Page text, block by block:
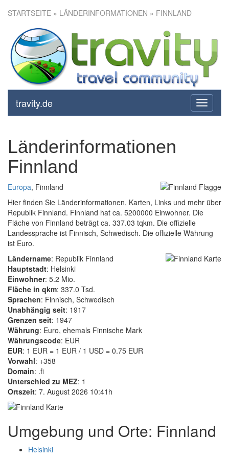
STARTSEITE » LÄNDERINFORMATIONEN » FINNLAND
toggle
travity.de
Länderinformationen
Finnland
Europa, Finnland
Hier finden Sie Länderinformationen, Karten, Links und mehr über
Republik Finnland. Finnland hat ca. 5200000 Einwohner. Die
Fläche von Finnland beträgt ca. 337.03 tqkm. Die offizielle
Landessprache ist Finnisch, Schwedisch. Die offizielle Währung
ist Euro.
Ländername: Republik Finnland
Hauptstadt: Helsinki
Einwohner: 5.2 Mio.
Fläche in qkm: 337.0 Tsd.
Sprachen: Finnisch, Schwedisch
Unabhängig seit: 1917
Grenzen seit: 1947
Währung: Euro, ehemals Finnische Mark
Währungscode: EUR
EUR: 1 EUR = 1 EUR / 1 USD = 0.75 EUR
Vorwahl: +358
Domain: .fi
Unterschied zu MEZ: 1
Ortszeit: 7. August 2026 10:41h
Umgebung und Orte: Finnland
Helsinki